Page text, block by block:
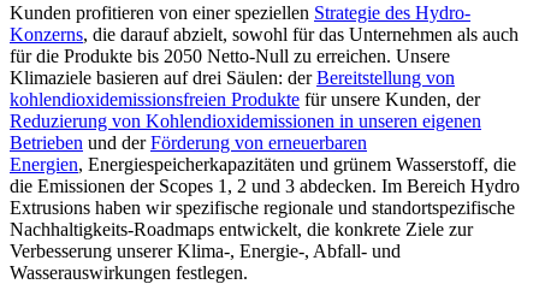
Kunden profitieren von einer speziellen Strategie des Hydro-
Konzerns, die darauf abzielt, sowohl für das Unternehmen als auch
für die Produkte bis 2050 Netto-Null zu erreichen. Unsere
Klimaziele basieren auf drei Säulen: derBereitstellung von
kohlendioxidemissionsfreien Produkte für unsere Kunden, der
Reduzierung von Kohlendioxidemissionen in unseren eigenen
Betrieben und derFörderung von erneuerbaren
Energien, Energiespeicherkapazitäten und grünem Wasserstoff, die
die Emissionen der Scopes 1, 2 und 3 abdecken. Im Bereich Hydro
Extrusions haben wir spezifische regionale und standortspezifische
Nachhaltigkeits-Roadmaps entwickelt, die konkrete Ziele zur
Verbesserung unserer Klima-, Energie-, Abfall- und
Wasserauswirkungen festlegen.